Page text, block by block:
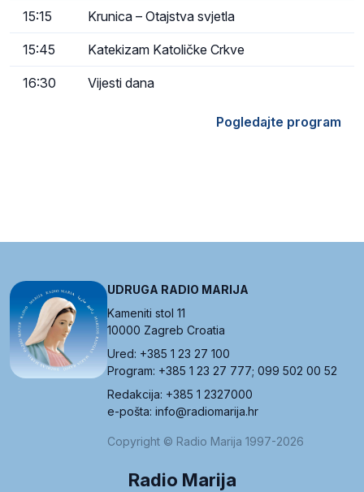
15:15 Krunica – Otajstva svjetla
15:45 Katekizam Katoličke Crkve
16:30 Vijesti dana
Pogledajte program
UDRUGA RADIO MARIJA
Kameniti stol 11
10000 Zagreb Croatia
Ured: +385 1 23 27 100
Program: +385 1 23 27 777; 099 502 00 52
Redakcija: +385 1 2327000
e-pošta: info@radiomarija.hr
Copyright © Radio Marija 1997-2026
Radio Marija